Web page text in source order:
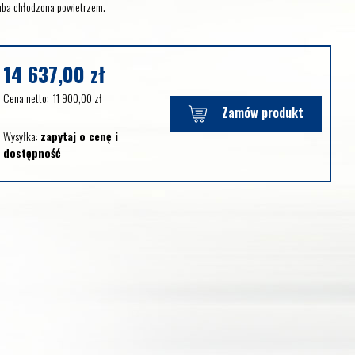
chłodzona powietrzem.
14 637,00 zł
Cena netto: 11 900,00 zł
Wysyłka: zapytaj o cenę i
dostępność
Zamów produkt